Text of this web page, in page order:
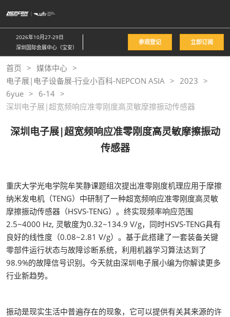
接
跳
至
内
容
2026年10月27-29日
深圳国际会展中心（宝安）
参观登记 立即订阅
首页
媒体中心
电子展|电子设备展-行业小百科-NEPCON ASIA
2023
6yue
6-14
深圳电子展|超宽频响应准零刚度高灵敏摩擦振动传感器
深圳电子展|超宽频响应准零刚度高灵敏摩擦振动
传感器
重庆大学光电学院牟笑静课题组次提出准零刚度机理应用于摩擦
纳米发电机（TENG）中研制了一种超宽频响应准零刚度高灵敏
摩擦振动传感器（HSVS-TENG）。终实现频率响应范围
2.5~4000 Hz, 灵敏度为0.32~134.9 V/g，同时HSVS-TENG具有
良好的线性度（0.08~2.81 V/g）。基于此搭建了一套装备关键
零部件运行状态与故障诊断系统，利用机器学习算法达到了
98.9%的故障信号识别。今天就由深圳电子展小编为你解读更多
行业新趋势。
振动是现实生活中普遍存在的现象，它可以提供有关其来源的许